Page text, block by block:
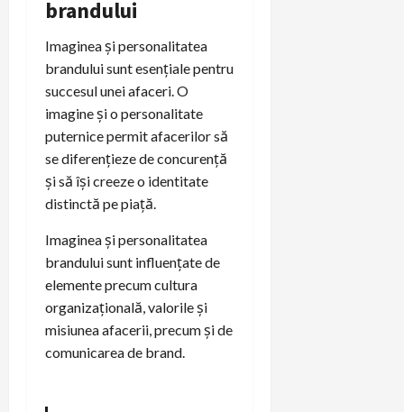
brandului
Imaginea și personalitatea
brandului sunt esențiale pentru
succesul unei afaceri. O
imagine și o personalitate
puternice permit afacerilor să
se diferențieze de concurență
și să își creeze o identitate
distinctă pe piață.
Imaginea și personalitatea
brandului sunt influențate de
elemente precum cultura
organizațională, valorile și
misiunea afacerii, precum și de
comunicarea de brand.